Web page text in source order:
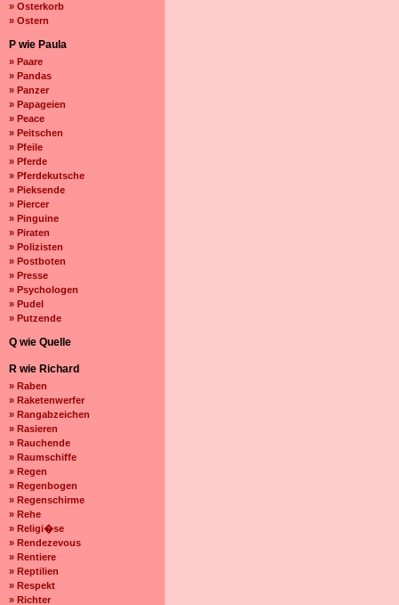
» Osterkorb
» Ostern
P wie Paula
» Paare
» Pandas
» Panzer
» Papageien
» Peace
» Peitschen
» Pfeile
» Pferde
» Pferdekutsche
» Pieksende
» Piercer
» Pinguine
» Piraten
» Polizisten
» Postboten
» Presse
» Psychologen
» Pudel
» Putzende
Q wie Quelle
R wie Richard
» Raben
» Raketenwerfer
» Rangabzeichen
» Rasieren
» Rauchende
» Raumschiffe
» Regen
» Regenbogen
» Regenschirme
» Rehe
» Religi�se
» Rendezevous
» Rentiere
» Reptilien
» Respekt
» Richter